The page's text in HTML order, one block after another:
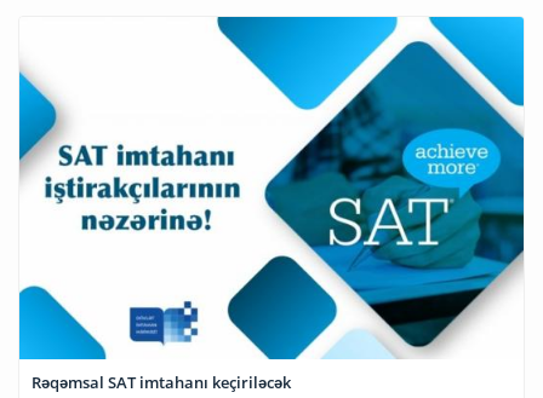
Rəqəmsal SAT imtahanı keçiriləcək